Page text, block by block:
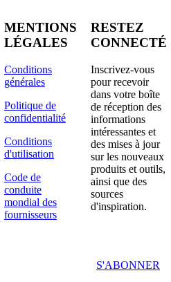
MENTIONS
LÉGALES
Conditions
générales
Politique de
confidentialité
Conditions
d'utilisation
Code de
conduite
mondial des
fournisseurs
RESTEZ
CONNECTÉ
Inscrivez-vous
pour recevoir
dans votre boîte
de réception des
informations
intéressantes et
des mises à jour
sur les nouveaux
produits et outils,
ainsi que des
sources
d'inspiration.
S'ABONNER